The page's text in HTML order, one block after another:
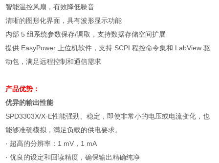
智能温控风扇，有效降低噪音
清晰的图形化界面，具有波形显示功能
内部 5 组系统参数保存/调取，支持数据存储空间扩展
提供 EasyPower 上位机软件，支持 SCPI 程控命令集和 LabView 驱
动包，满足远程控制和通信需求
产品优势：
优异的输出性能
SPD3303X/X-E性能强劲、稳定，即使非常小的电压或电流变化，也
能够准确模拟，满足负载的供电要求。
· 超高的分辨率： 1 mV ， 1 mA
·优良的设定和回读精度，确保输出精确纯净